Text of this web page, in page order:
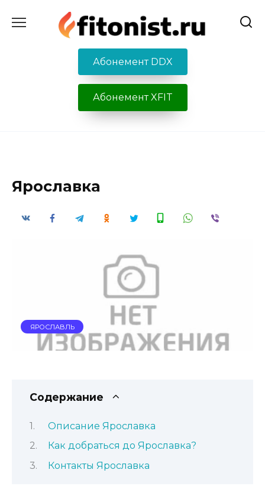
содержанию
Абонемент DDX
Абонемент XFIT
Ярославка
ЯРОСЛАВЛЬ
Содержание
Описание Ярославка
Как добраться до Ярославка?
Контакты Ярославка